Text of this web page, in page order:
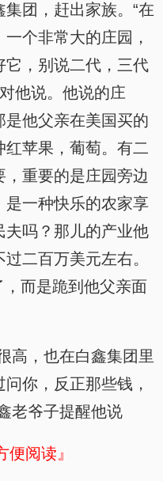
团，赶出家族。“在
个非常大的庄园，
它，别说二代，三代
他说。他说的庄
是他父亲在美国买的
苹果，葡萄。有二
重要的是庄园旁边
是一种快乐的农家享
夫吗？那儿的产业他
二百万美元左右。
而是跪到他父亲面
高，也在白鑫集团里
你，反正那些钱，
老爷子提醒他说
便阅读』